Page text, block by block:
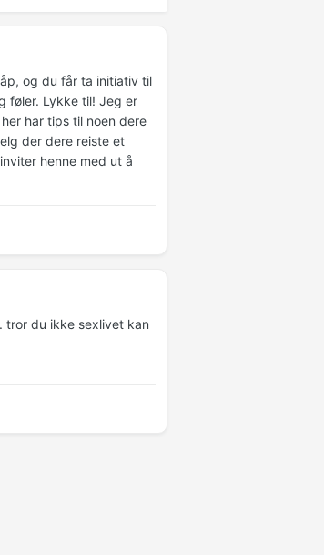
og du får ta initiativ til
føler. Lykke til! Jeg er
har tips til noen dere
der dere reiste et
henne med ut å
tror du ikke sexlivet kan